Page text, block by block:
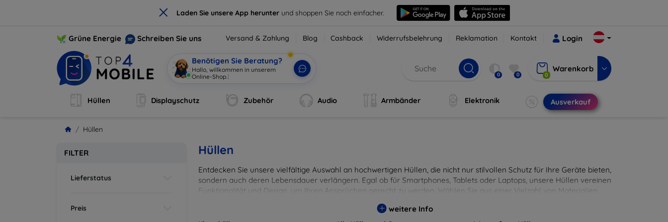
× Laden Sie unsere App herunter und shoppen Sie noch einfacher.
Grüne Energie Schreiben Sie uns Versand & Zahlung Blog Cashback Widerrufsbelehrung Reklamation Kontakt Login
Benötigen Sie Beratung?
Hallo, willkommen in unserem
Online-Shop. | 0 0 0
Warenkorb
Hüllen Displayschutz Zubehör Audio Armbänder Elektronik Ausverkauf
Hüllen
FILTER
Lieferstatus
Preis
Hüllen
Entdecken Sie unsere vielfältige Auswahl an hochwertigen Hüllen, die nicht nur stilvollen Schutz für Ihre Geräte bieten,
sondern auch deren Lebensdauer verlängern. Egal ob für Smartphones, Tablets oder Laptops, unsere Hüllen vereinen
Funktionalität und Design, um Ihren Ansprüchen gerecht zu werden. Wählen Sie aus einer Vielzahl von Materialien
weitere Info